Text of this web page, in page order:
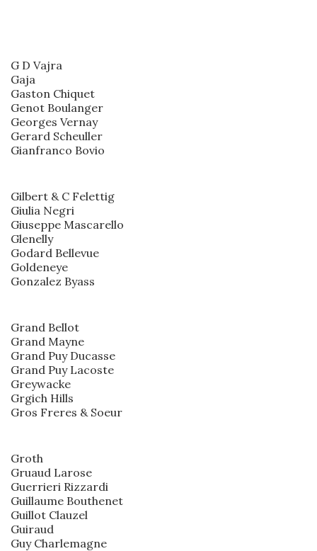
G D Vajra
Gaja
Gaston Chiquet
Genot Boulanger
Georges Vernay
Gerard Scheuller
Gianfranco Bovio
Gilbert & C Felettig
Giulia Negri
Giuseppe Mascarello
Glenelly
Godard Bellevue
Goldeneye
Gonzalez Byass
Grand Bellot
Grand Mayne
Grand Puy Ducasse
Grand Puy Lacoste
Greywacke
Grgich Hills
Gros Freres & Soeur
Groth
Gruaud Larose
Guerrieri Rizzardi
Guillaume Bouthenet
Guillot Clauzel
Guiraud
Guy Charlemagne